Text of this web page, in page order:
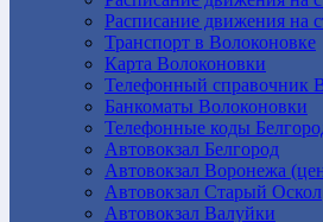
Расписание движения на
Транспорт в Волоконовке
Карта Волоконовки
Телефонный справочник
Банкоматы Волоконовки
Телефонные коды
Автовокзал Белгород
Автовокзал Воронежа
Автовокзал Старый Оскол
Автовокзал Валуйки